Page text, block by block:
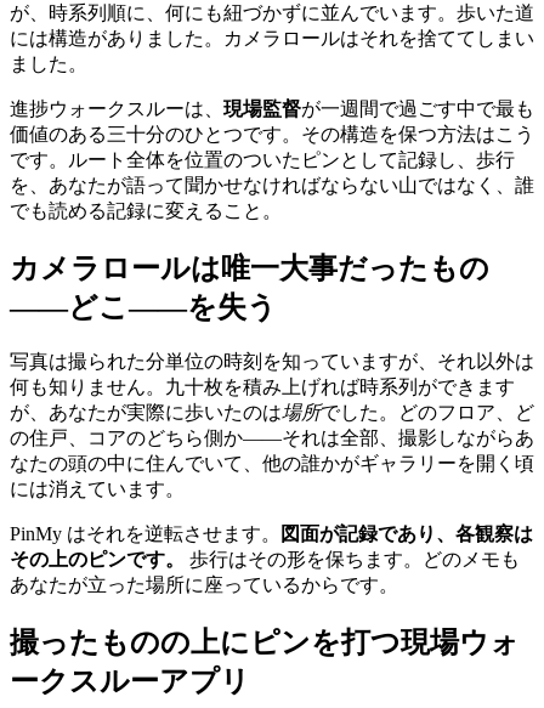
が、時系列順に、何にも紐づかずに並んでいます。歩いた道
には構造がありました。カメラロールはそれを捨ててしまい
ました。
進捗ウォークスルーは、 現場監督が一週間で過ごす中で最も
価値のある三十分のひとつです。その構造を保つ方法はこう
です。ルート全体を位置のついたピンとして記録し、歩行
を、あなたが語って聞かせなければならない山ではなく、誰
でも読める記録に変えること。
カメラロールは唯一大事だったもの
——どこ——を失う
写真は撮られた分単位の時刻を知っていますが、それ以外は
何も知りません。九十枚を積み上げれば時系列ができます
が、あなたが実際に歩いたのは場所でした。どのフロア、ど
の住戸、コアのどちら側か——それは全部、撮影しながらあ
なたの頭の中に住んでいて、他の誰かがギャラリーを開く頃
には消えています。
PinMy はそれを逆転させます。
図面が記録であり、各観察は
その上のピンです。
歩行はその形を保ちます。どのメモも
あなたが立った場所に座っているからです。
撮ったものの上にピンを打つ現場ウォ
ークスルーアプリ